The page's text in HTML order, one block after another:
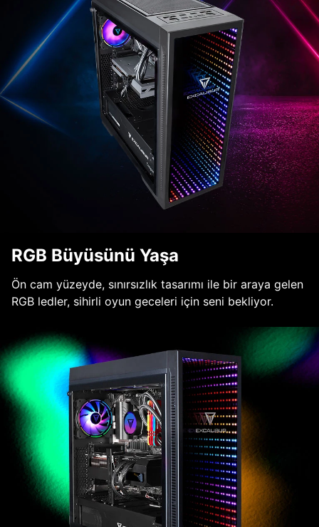
RGB Büyüsünü Yaşa
Ön cam yüzeyde, sınırsızlık tasarımı ile bir araya gelen
RGB ledler, sihirli oyun geceleri için seni bekliyor.